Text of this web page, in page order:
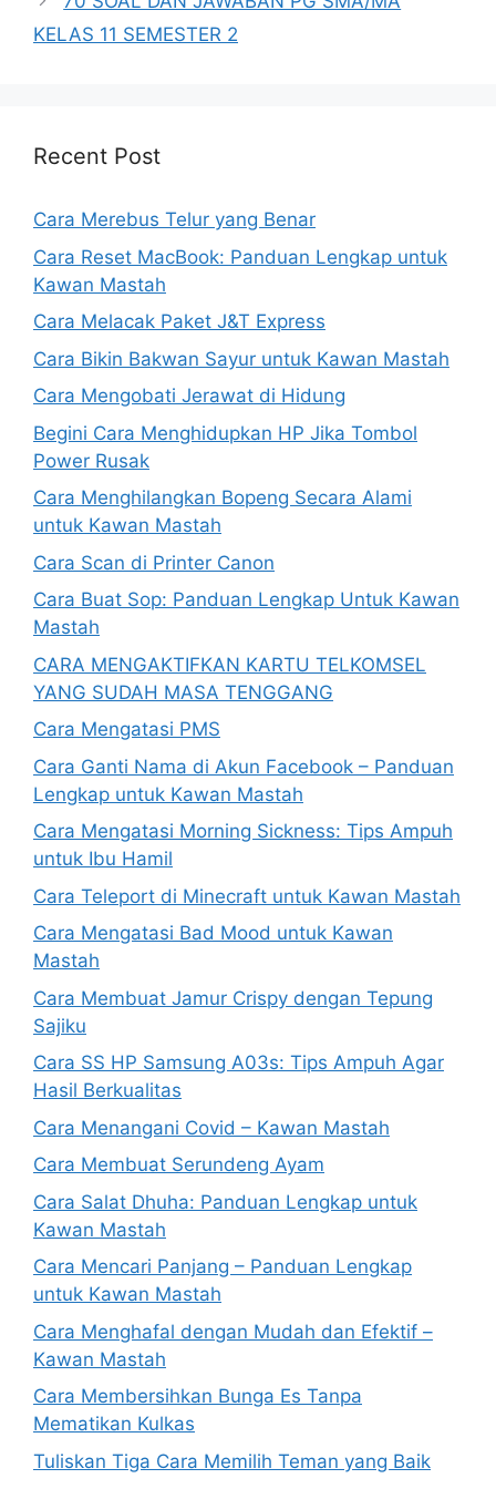
KELAS 11 SEMESTER 2
Recent Post
Cara Merebus Telur yang Benar
Cara Reset MacBook: Panduan Lengkap untuk
Kawan Mastah
Cara Melacak Paket J&T Express
Cara Bikin Bakwan Sayur untuk Kawan Mastah
Cara Mengobati Jerawat di Hidung
Begini Cara Menghidupkan HP Jika Tombol
Power Rusak
Cara Menghilangkan Bopeng Secara Alami
untuk Kawan Mastah
Cara Scan di Printer Canon
Cara Buat Sop: Panduan Lengkap Untuk Kawan
Mastah
CARA MENGAKTIFKAN KARTU TELKOMSEL
YANG SUDAH MASA TENGGANG
Cara Mengatasi PMS
Cara Ganti Nama di Akun Facebook – Panduan
Lengkap untuk Kawan Mastah
Cara Mengatasi Morning Sickness: Tips Ampuh
untuk Ibu Hamil
Cara Teleport di Minecraft untuk Kawan Mastah
Cara Mengatasi Bad Mood untuk Kawan
Mastah
Cara Membuat Jamur Crispy dengan Tepung
Sajiku
Cara SS HP Samsung A03s: Tips Ampuh Agar
Hasil Berkualitas
Cara Menangani Covid – Kawan Mastah
Cara Membuat Serundeng Ayam
Cara Salat Dhuha: Panduan Lengkap untuk
Kawan Mastah
Cara Mencari Panjang – Panduan Lengkap
untuk Kawan Mastah
Cara Menghafal dengan Mudah dan Efektif –
Kawan Mastah
Cara Membersihkan Bunga Es Tanpa
Mematikan Kulkas
Tuliskan Tiga Cara Memilih Teman yang Baik